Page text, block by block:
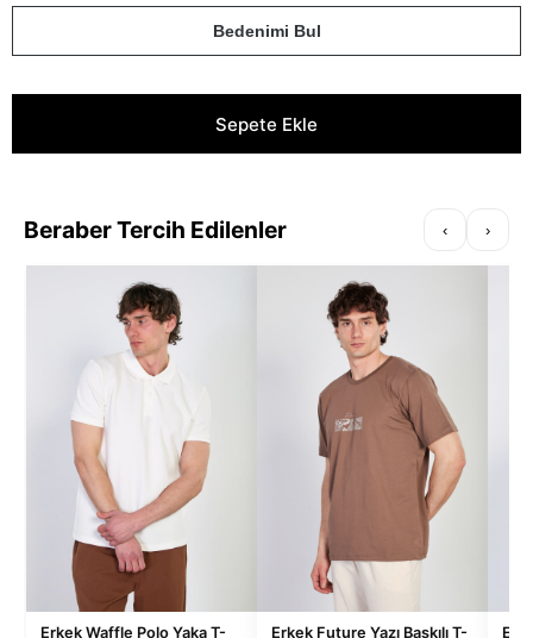
Bedenimi Bul
Beraber Tercih Edilenler ‹ ›
Erkek Waffle Polo Yaka T-
Erkek Future Yazı Baskılı T-